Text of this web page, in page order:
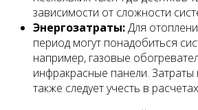
зависимости от сложности
Энергозатраты:Для
период могут понадобиться
например, газовые
инфракрасные панели. Затраты
также следует учесть в